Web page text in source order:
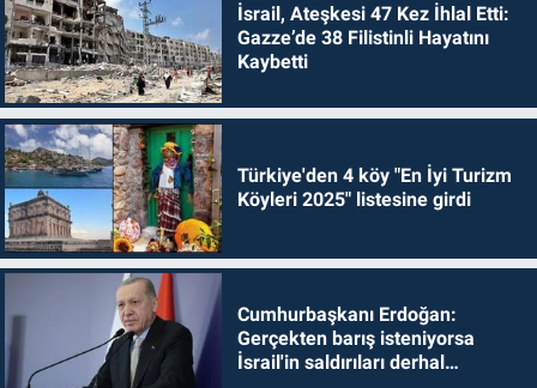
İsrail, Ateşkesi 47 Kez İhlal Etti:
Gazze’de 38 Filistinli Hayatını
Kaybetti
Türkiye'den 4 köy "En İyi Turizm
Köyleri 2025" listesine girdi
Cumhurbaşkanı Erdoğan:
Gerçekten barış isteniyorsa
İsrail'in saldırıları derhal